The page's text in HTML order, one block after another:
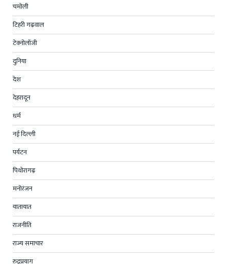
चमोली
टिहरी गढ़वाल
टेक्नोलॉजी
दुनिया
देश
देहरादून
धर्म
नई दिल्ली
पर्यटन
पिथोरागढ़
मनोरंजन
यातायात
राजनीति
राज्य समाचार
रुद्रप्रयाग